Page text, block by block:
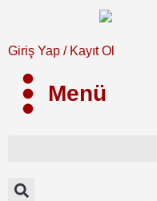
Giriş Yap / Kayıt Ol
Menü